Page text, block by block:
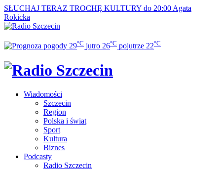
SŁUCHAJ TERAZ TROCHĘ KULTURY do 20:00 Agata
Rokicka
29°C jutro 26°C pojutrze 22°C
Wiadomości
Szczecin
Region
Polska i świat
Sport
Kultura
Biznes
Podcasty
Radio Szczecin